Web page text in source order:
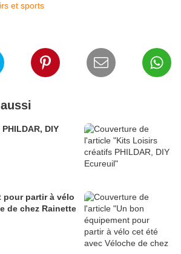
et sports
DIY
pour partir à vélo
de chez Rainette